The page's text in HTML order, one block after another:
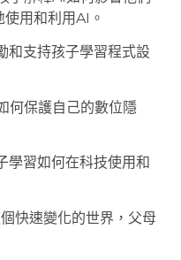
用和利用AI。
和支持孩子學習程式設
何保護自己的數位隱
學習如何在科技使用和
個快速變化的世界，父母